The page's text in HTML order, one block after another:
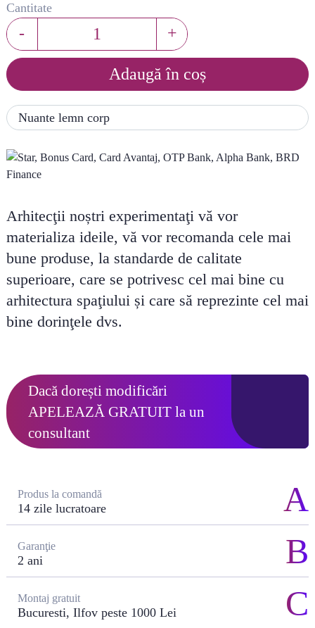
Cantitate
+
-
Adaugă în coș
Nuante lemn corp
Arhitecţii noștri experimentaţi vă vor
materializa ideile, vă vor recomanda cele mai
bune produse, la standarde de calitate
superioare, care se potrivesc cel mai bine cu
arhitectura spaţiului și care să reprezinte cel mai
bine dorinţele dvs.
Dacă dorești modificări
APELEAZĂ GRATUITla un
consultant
Produs la comandă
14 zile lucratoare
Garanţie
2 ani
Montaj gratuit
Bucuresti, Ilfov peste 1000 Lei